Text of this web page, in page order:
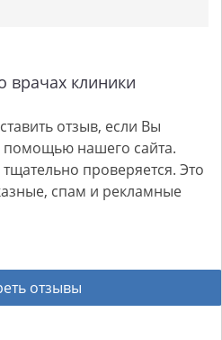
клиники
отзыв, если Вы
помощью нашего сайта.
проверяется. Это
спам и рекламные
отзывы